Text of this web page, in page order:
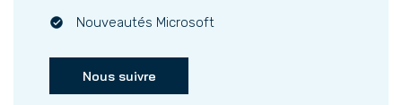
Nouveautés Microsoft
Nous suivre